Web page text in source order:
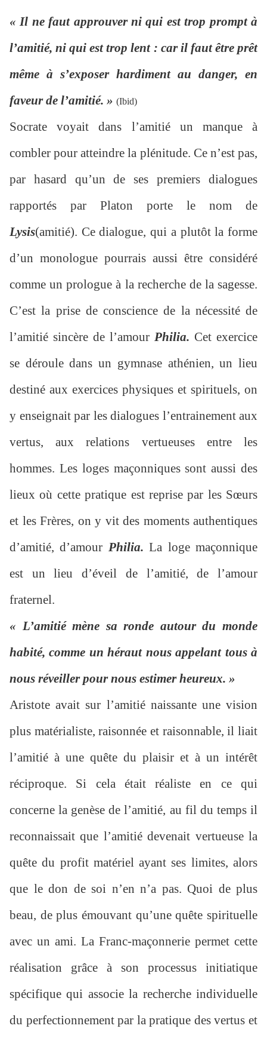
« Il ne faut approuver ni qui est trop prompt à
l’amitié, ni qui est trop lent : car il faut être prêt
même à s’exposer hardiment au danger, en
faveur de l’amitié. » (Ibid)
Socrate voyait dans l’amitié un manque à
combler pour atteindre la plénitude. Ce n’est pas,
par hasard qu’un de ses premiers dialogues
rapportés par Platon porte le nom de
Lysis(amitié). Ce dialogue, qui a plutôt la forme
d’un monologue pourrais aussi être considéré
comme un prologue à la recherche de la sagesse.
C’est la prise de conscience de la nécessité de
l’amitié sincère de l’amour Philia. Cet exercice
se déroule dans un gymnase athénien, un lieu
destiné aux exercices physiques et spirituels, on
y enseignait par les dialogues l’entrainement aux
vertus, aux relations vertueuses entre les
hommes. Les loges maçonniques sont aussi des
lieux où cette pratique est reprise par les Sœurs
et les Frères, on y vit des moments authentiques
d’amitié, d’amour Philia. La loge maçonnique
est un lieu d’éveil de l’amitié, de l’amour
fraternel.
« L’amitié mène sa ronde autour du monde
habité, comme un héraut nous appelant tous à
nous réveiller pour nous estimer heureux. »
Aristote avait sur l’amitié naissante une vision
plus matérialiste, raisonnée et raisonnable, il liait
l’amitié à une quête du plaisir et à un intérêt
réciproque. Si cela était réaliste en ce qui
concerne la genèse de l’amitié, au fil du temps il
reconnaissait que l’amitié devenait vertueuse la
quête du profit matériel ayant ses limites, alors
que le don de soi n’en n’a pas. Quoi de plus
beau, de plus émouvant qu’une quête spirituelle
avec un ami. La Franc-maçonnerie permet cette
réalisation grâce à son processus initiatique
spécifique qui associe la recherche individuelle
du perfectionnement par la pratique des vertus et